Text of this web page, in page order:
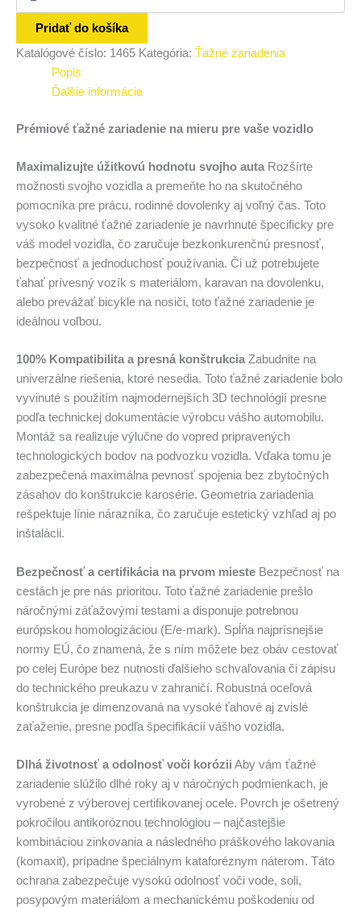
Pridať do košíka
Katalógové číslo: 1465 Kategória: Ťažné zariadenia
Popis
Ďalšie informácie
Prémiové ťažné zariadenie na mieru pre vaše vozidlo
Maximalizujte úžitkovú hodnotu svojho auta Rozšírte
možnosti svojho vozidla a premeňte ho na skutočného
pomocníka pre prácu, rodinné dovolenky aj voľný čas. Toto
vysoko kvalitné ťažné zariadenie je navrhnuté špecificky pre
váš model vozidla, čo zaručuje bezkonkurenčnú presnosť,
bezpečnosť a jednoduchosť používania. Či už potrebujete
ťahať prívesný vozík s materiálom, karavan na dovolenku,
alebo prevážať bicykle na nosiči, toto ťažné zariadenie je
ideálnou voľbou.
100% Kompatibilita a presná konštrukciaZabudnite na
univerzálne riešenia, ktoré nesedia. Toto ťažné zariadenie bolo
vyvinuté s použitím najmodernejších 3D technológií presne
podľa technickej dokumentácie výrobcu vášho automobilu.
Montáž sa realizuje výlučne do vopred pripravených
technologických bodov na podvozku vozidla. Vďaka tomu je
zabezpečená maximálna pevnosť spojenia bez zbytočných
zásahov do konštrukcie karosérie. Geometria zariadenia
rešpektuje línie nárazníka, čo zaručuje estetický vzhľad aj po
inštalácii.
Bezpečnosť a certifikácia na prvom mieste Bezpečnosť na
cestách je pre nás prioritou. Toto ťažné zariadenie prešlo
náročnými záťažovými testami a disponuje potrebnou
európskou homologizáciou (E/e-mark). Spĺňa najprísnejšie
normy EÚ, čo znamená, že s ním môžete bez obáv cestovať
po celej Európe bez nutnosti ďalšieho schvaľovania či zápisu
do technického preukazu v zahraničí. Robustná oceľová
konštrukcia je dimenzovaná na vysoké ťahové aj zvislé
zaťaženie, presne podľa špecifikácií vášho vozidla.
Dlhá životnosť a odolnosť voči korózii Aby vám ťažné
zariadenie slúžilo dlhé roky aj v náročných podmienkach, je
vyrobené z výberovej certifikovanej ocele. Povrch je ošetrený
pokročilou antikoróznou technológiou – najčastejšie
kombináciou zinkovania a následného práškového lakovania
(komaxit), prípadne špeciálnym kataforéznym náterom. Táto
ochrana zabezpečuje vysokú odolnosť voči vode, soli,
posypovým materiálom a mechanickému poškodeniu od